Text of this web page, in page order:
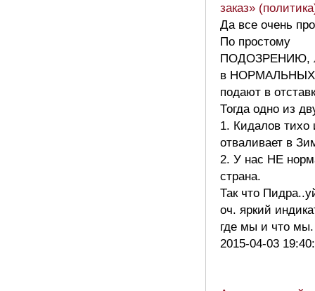
заказ»
Да все очень
По простому
ПОДОЗРЕНИЮ,
в НОРМАЛЬНЫХ
подают в
Тогда одно из
1. Кидалов тихо
отваливает в
2. У нас НЕ
страна.
Так что
оч. яркий
где мы и что
2015-04-03